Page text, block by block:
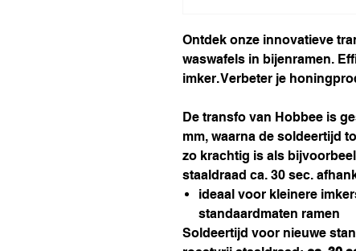
Ontdek onze innovatieve
waswafels in bijenramen.
imker. Verbeter je
De transfo van Hobbee is
mm, waarna de soldeertijd
zo krachtig is als
staaldraad ca. 30 sec.
ideaal voor kleinere
standaardmaten ramen
Soldeertijd voor nieuwe